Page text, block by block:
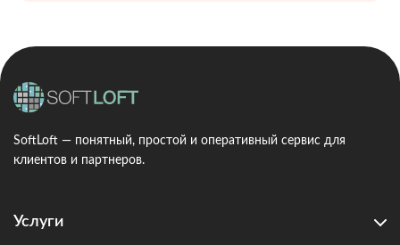
SoftLoft — понятный, простой и оперативный сервис для
клиентов и партнеров.
Услуги